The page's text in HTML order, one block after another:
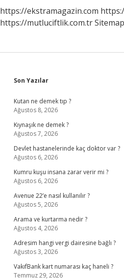
https://ekstramagazin.com
https://mutluciftlik.com.trSitemap
Sidebar
Son Yazılar
Kutan ne demek tıp ?
Ağustos 8, 2026
Kıynaşık ne demek ?
Ağustos 7, 2026
Devlet hastanelerinde kaç doktor var ?
Ağustos 6, 2026
Kumru kuşu insana zarar verir mi ?
Ağustos 6, 2026
Avenue 22’e nasıl kullanılır ?
Ağustos 5, 2026
Arama ve kurtarma nedir ?
Ağustos 4, 2026
Adresim hangi vergi dairesine bağlı ?
Ağustos 3, 2026
VakıfBank kart numarası kaç haneli ?
Temmuz 29, 2026